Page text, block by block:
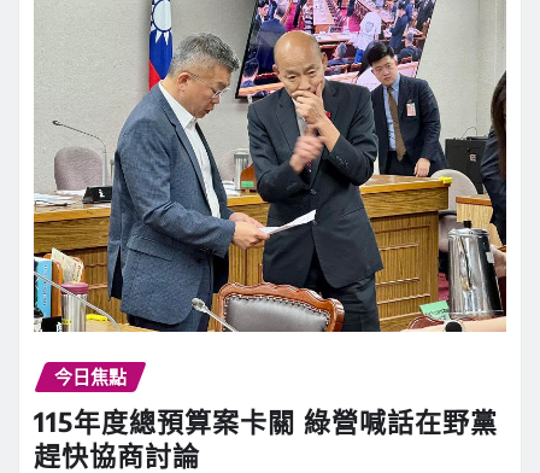
今日焦點
115年度總預算案卡關 綠營喊話在野黨
趕快協商討論